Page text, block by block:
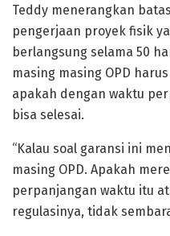
Teddy menerangkan
pengerjaan proyek fisik
berlangsung selama 50
masing masing OPD
apakah dengan waktu
bisa selesai.
“Kalau soal garansi ini
masing OPD. Apakah
perpanjangan waktu itu
regulasinya, tidak